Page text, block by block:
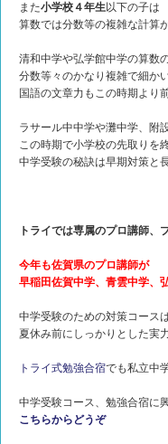
また小学校４年生以下の子は
算数では分数等の複雑な計算
清和中学や弘学館中学の算数
分数等々のかなり複雑で細か
国語の文章力もこの時期より
ラサール中中学や灘中学、附
この時期で小学校の先取りを
中学受験の秘訣は早期対策と
トライでは専属のプロ講師
今年も佐賀県のプロ講師が
早稲田佐賀中学、青雲中学、
中学受験のための対策コース
夏休み前にしっかりとした実
トライ式勉強合宿でも私立中
中学受験コース、勉強合宿に
こちらからどうぞ